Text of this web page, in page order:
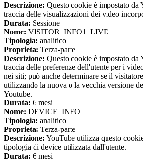
Descrizione: Questo cookie è impostato da
traccia delle visualizzazioni dei video
Durata: Sessione
Nome: VISITOR_INFO1_LIVE
Tipologia: analitico
Proprieta: Terza-parte
Descrizione: Questo cookie è impostato da
traccia delle preferenze dell'utente per i
nei siti; può anche determinare se il
utilizzando la nuova o la vecchia versione
Youtube.
Durata: 6 mesi
Nome: DEVICE_INFO
Tipologia: analitico
Proprieta: Terza-parte
Descrizione: YouTube utilizza questo
tipologia di device utilizzata dall'utente.
Durata: 6 mesi